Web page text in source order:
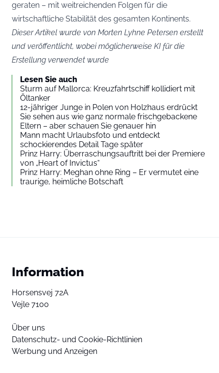
geraten – mit weitreichenden Folgen für die
wirtschaftliche Stabilität des gesamten Kontinents.
Dieser Artikel wurde von Morten Lyhne Petersen erstellt
und veröffentlicht, wobei möglicherweise KI für die
Erstellung verwendet wurde
Lesen Sie auch
Sturm auf Mallorca: Kreuzfahrtschiff kollidiert mit
Öltanker
12-jähriger Junge in Polen von Holzhaus erdrückt
Sie sehen aus wie ganz normale frischgebackene
Eltern – aber schauen Sie genauer hin
Mann macht Urlaubsfoto und entdeckt
schockierendes Detail Tage später
Prinz Harry: Überraschungsauftritt bei der Premiere
von „Heart of Invictus“
Prinz Harry: Meghan ohne Ring – Er vermutet eine
traurige, heimliche Botschaft
Information
Horsensvej 72A
Vejle 7100
Über uns
Datenschutz- und Cookie-Richtlinien
Werbung und Anzeigen